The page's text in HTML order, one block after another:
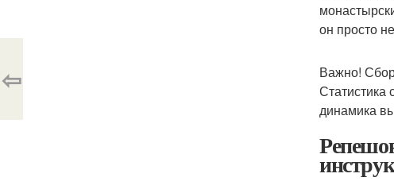
он просто
Важно!
Статистика
динамика
⇦